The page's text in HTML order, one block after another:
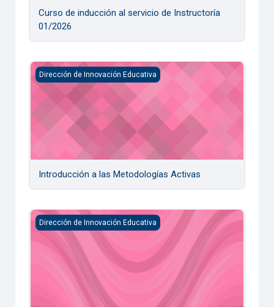
Curso de inducción al servicio de Instructoría
01/2026
Introducción a las Metodologías Activas
Dirección de Innovación Educativa
Introducción a las Metodologías Activas
Curso de inducción para Docentes de Nueva Contratación
Dirección de Innovación Educativa